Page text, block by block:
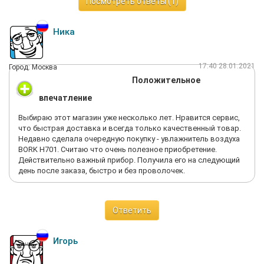
Надеюсь руководство этот отзыв увидит и пересмотрит
политику. Так как в современном мире надо идти на встречу
клиентам. Мы не просили вернуть деньги, просто попросили
сделать обмен на другую модель. Готовы были возместить
все расходы на задор и новую доставку товара.
Жаль, что нас не услышали.
Ника
Город: Москва 17:40 28.01.2021
Положительное
впечатление
Выбираю этот магазин уже несколько лет. Нравится сервис,
что быстрая доставка и всегда только качественный товар.
Недавно сделала очередную покупку - увлажнитель воздуха
BORK H701. Считаю что очень полезное приобретение.
Действительно важный прибор. Получила его на следующий
день после заказа, быстро и без проволочек.
Ответить
Игорь